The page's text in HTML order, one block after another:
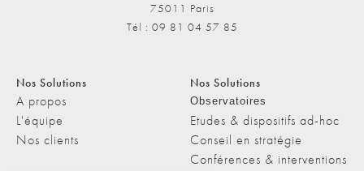
75011 Paris
Tél : 09 81 04 57 85
Nos Solutions
A propos
L'équipe
Nos clients
Nos Solutions
Observatoires
Etudes & dispositifs ad-hoc
Conseil en stratégie
Conférences & interventions